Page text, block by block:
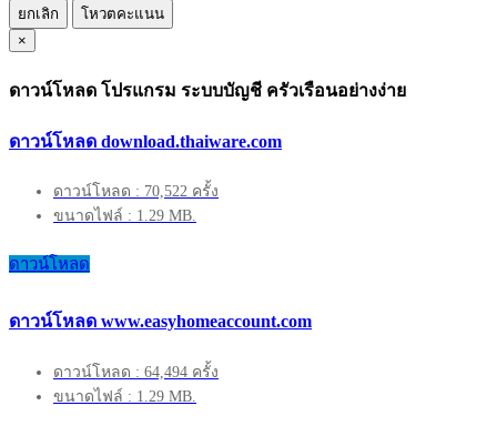
ยกเลิก
โหวตคะแนน
×
ดาวน์โหลด โปรแกรม ระบบบัญชี ครัวเรือนอย่างง่าย
ดาวน์โหลด download.thaiware.com
ดาวน์โหลด : 70,522 ครั้ง
ขนาดไฟล์ : 1.29 MB.
ดาวน์โหลด
ดาวน์โหลด www.easyhomeaccount.com
ดาวน์โหลด : 64,494 ครั้ง
ขนาดไฟล์ : 1.29 MB.